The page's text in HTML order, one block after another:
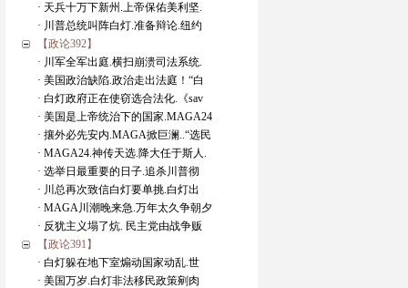
· 天兵十万下新州.上帝保佑美利坚.
· 川普总统叫阵白灯.准备辩论.纽约
【政论392】
· 川军全军出庭.横扫崩溃司法系统.
· 美国政治缺陷.政治走出法庭！“白
· 白灯政府正在使窃选合法化.《sav
· 美国是上帝统治下的国家.MAGA24
· 攘外必先安内.MAGA掀巨澜..“选民
· MAGA24.神传天选.降大任于斯人.
· 选举日最重要的日子.追杀川普彻
· 川总再次致信白灯要单挑.白灯出
· MAGA川潮晚来急.万年太久争朝夕
· 反犹主义塌了炕. 民主党由战争贩
【政论391】
· 白灯躲在地下室煽动国家动乱.世
· 美国万岁.白灯非法移民政策剜肉